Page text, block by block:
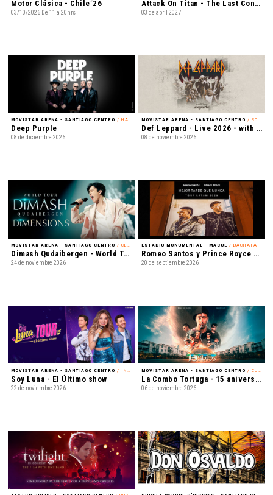
Motor Clásica - Chile´26
03/10/2026 De 11 a 20hrs
Attack On Titan - The Last Concert
03 de abril 2027
MOVISTAR ARENA - SANTIAGO CENTRO / HARD ROCK
Deep Purple
08 de diciembre 2026
MOVISTAR ARENA - SANTIAGO CENTRO / ROCK
Def Leppard - Live 2026 - with Special Guest Extreme
08 de noviembre 2026
MOVISTAR ARENA - SANTIAGO CENTRO / CLASSICAL CROSSOVER
Dimash Qudaibergen - World Tour: Dimensions
24 de noviembre 2026
ESTADIO MONUMENTAL - MACUL / BACHATA
Romeo Santos y Prince Royce - Mejor Tarde que Nunca
20 de septiembre 2026
MOVISTAR ARENA - SANTIAGO CENTRO / INFANTIL
Soy Luna - El Último show
22 de noviembre 2026
MOVISTAR ARENA - SANTIAGO CENTRO / CUMBIA
La Combo Tortuga - 15 aniversario
06 de noviembre 2026